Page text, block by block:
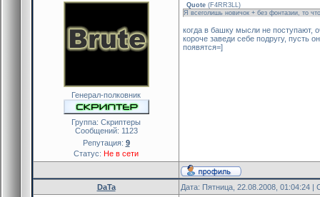
Генерал-полковник
Группа: Скриптеры
Сообщений: 1123
Репутация: 9
Статус: Не в сети
Quote (F4RR3LL )
Я всеголишь новичок + без фонтазии, то
когда в башку мысли не поступают,
короче заведи себе подругу, пусть
появятся=]
DaTa Дата: Пятница, 22.08.2008, 01:04:24